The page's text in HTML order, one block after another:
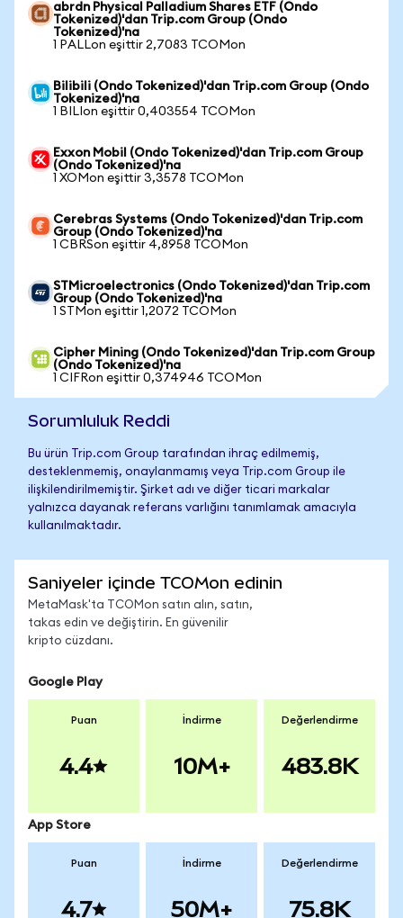
abrdn Physical Palladium Shares ETF (Ondo
Tokenized)'dan Trip.com Group (Ondo
Tokenized)'na
1 PALLon eşittir 2,7083 TCOMon
Bilibili (Ondo Tokenized)'dan Trip.com Group (Ondo
Tokenized)'na
1 BILIon eşittir 0,403554 TCOMon
Exxon Mobil (Ondo Tokenized)'dan Trip.com Group
(Ondo Tokenized)'na
1 XOMon eşittir 3,3578 TCOMon
Cerebras Systems (Ondo Tokenized)'dan Trip.com
Group (Ondo Tokenized)'na
1 CBRSon eşittir 4,8958 TCOMon
STMicroelectronics (Ondo Tokenized)'dan Trip.com
Group (Ondo Tokenized)'na
1 STMon eşittir 1,2072 TCOMon
Cipher Mining (Ondo Tokenized)'dan Trip.com Group
(Ondo Tokenized)'na
1 CIFRon eşittir 0,374946 TCOMon
Sorumluluk Reddi
Bu ürün Trip.com Group tarafından ihraç edilmemiş,
desteklenmemiş, onaylanmamış veya Trip.com Group ile
ilişkilendirilmemiştir. Şirket adı ve diğer ticari markalar
yalnızca dayanak referans varlığını tanımlamak amacıyla
kullanılmaktadır.
Saniyeler içinde TCOMon edinin
MetaMask'ta TCOMon satın alın, satın,
takas edin ve değiştirin. En güvenilir
kripto cüzdanı.
Google Play
Puan
4.4
İndirme
10M+
Değerlendirme
483.8K
App Store
Puan
4.7
İndirme
50M+
Değerlendirme
75.8K